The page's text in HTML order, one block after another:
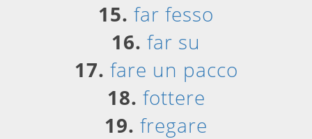
15. far fesso
16. far su
17. fare un pacco
18. fottere
19. fregare